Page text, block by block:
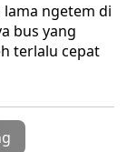
ngetem di
bus yang
terlalu cepat